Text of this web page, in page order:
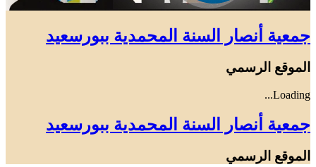
جمعية أنصار السنة المحمدية ببورسعيد
الموقع الرسمي
Loading...
جمعية أنصار السنة المحمدية ببورسعيد
الموقع الرسمي